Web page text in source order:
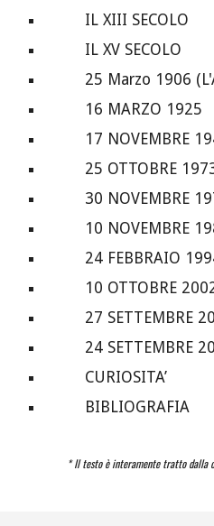
IL XIII SECOLO
IL XV SECOLO
25 Marzo 1906
16 MARZO 1925
17 NOVEMBRE
25 OTTOBRE
30 NOVEMBRE
10 NOVEMBRE
24 FEBBRAIO
10 OTTOBRE
27 SETTEMBRE
24 SETTEMBRE
CURIOSITA’
BIBLIOGRAFIA
* Il testo è interamente tratto dalla